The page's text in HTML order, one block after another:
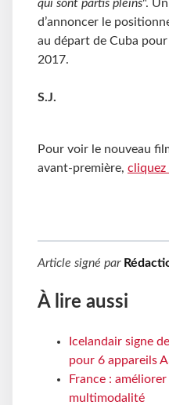
qui sont partis pleins".
d’annoncer le
au départ de Cuba
2017.
S.J.
Pour voir le nouveau
avant-première, cliquez
Article signé par
À lire aussi
Icelandair signe
pour 6 appareils
France :
multimodalité